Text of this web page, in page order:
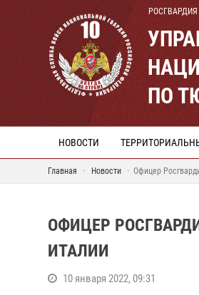
РОСГВАРДИЯ
ПО
НОВОСТИ
Главная Новости Офицер
ОФИЦЕР
ИТАЛИИ
10 января 2022, 09:31